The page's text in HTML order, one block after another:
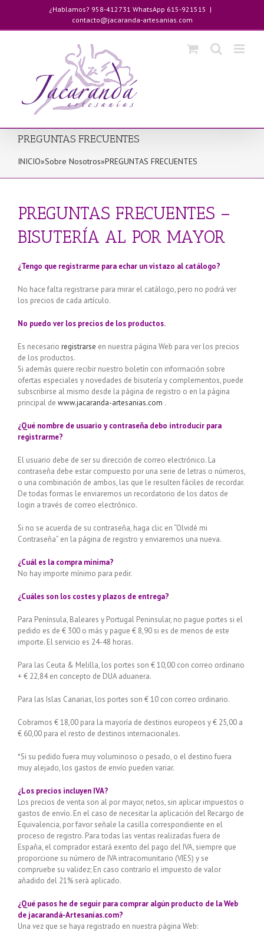
contenido
¿Hablamos? 958-412731 WhatsApp 615-921515 |
contacto@jacaranda-artesanias.com
PREGUNTAS FRECUENTES
INICIO»Sobre Nosotros»PREGUNTAS FRECUENTES
PREGUNTAS FRECUENTES –
BISUTERÍA AL POR MAYOR
¿Tengo que registrarme para echar un vistazo al catálogo?
No hace falta registrarse para mirar el catálogo, pero no podrá ver
los precios de cada artículo.
No puedo ver los precios de los productos.
Es necesario registrarse en nuestra página Web para ver los precios
de los productos.
Si además quiere recibir nuestro boletín con información sobre
ofertas especiales y novedades de bisutería y complementos, puede
subscribirse al mismo desde la página de registro o en la página
principal de www.jacaranda-artesanias.com .
¿Qué nombre de usuario y contraseña debo introducir para
registrarme?
El usuario debe de ser su dirección de correo electrónico. La
contraseña debe estar compuesto por una serie de letras o números,
o una combinación de ambos, las que le resulten fáciles de recordar.
De todas formas le enviaremos un recordatorio de los datos de
login a través de correo electrónico.
Si no se acuerda de su contraseña, haga clic en “Olvidé mi
Contraseña” en la página de registro y enviaremos una nueva.
¿Cuál es la compra mínima?
No hay importe mínimo para pedir.
¿Cuáles son los costes y plazos de entrega?
Para Península, Baleares y Portugal Peninsular, no pague portes si el
pedido es de € 300 o más y pague € 8,90 si es de menos de este
importe. El servicio es 24-48 horas.
Para las Ceuta & Melilla, los portes son € 10,00 con correo ordinario
+ € 22,84 en concepto de DUA aduanera.
Para las Islas Canarias, los portes son € 10 con correo ordinario.
Cobramos € 18,00 para la mayoría de destinos europeos y € 25,00 a
€ 60,00 para el resto de destinos internacionales.
*Si su pedido fuera muy voluminoso o pesado, o el destino fuera
muy alejado, los gastos de envío pueden variar.
¿Los precios incluyen IVA?
Los precios de venta son al por mayor, netos, sin aplicar impuestos o
gastos de envío. En el caso de necesitar la aplicación del Recargo de
Equivalencia, por favor señale la casilla correspondiente en el
proceso de registro. Para todas las ventas realizadas fuera de
España, el comprador estará exento del pago del IVA, siempre que
proporcione su número de IVA intracomunitario (VIES) y se
compruebe su validez; En caso contrarío el impuesto de valor
añadido del 21% será aplicado.
¿Qué pasos he de seguir para comprar algún producto de la Web
de jacarandá-Artesanías.com?
Una vez que se haya registrado en nuestra página Web: